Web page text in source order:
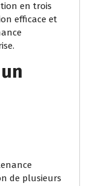
en trois
efficace et
de plusieurs